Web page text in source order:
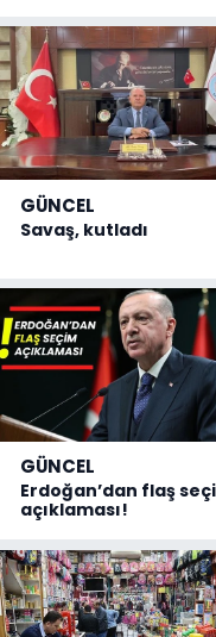
GÜNCEL
Savaş, kutladı
GÜNCEL
Erdoğan’dan flaş
açıklaması!